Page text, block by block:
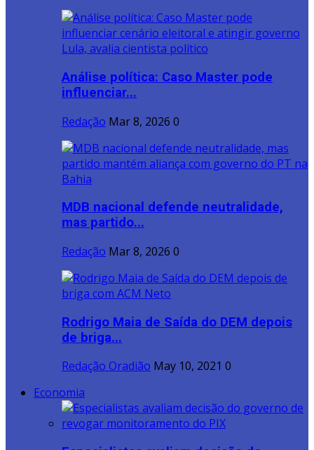
Análise política: Caso Master pode
influenciar...
Redação Mar 8, 2026 0
MDB nacional defende neutralidade,
mas partido...
Redação Mar 8, 2026 0
Rodrigo Maia de Saída do DEM depois
de briga...
Redação Oradião May 10, 2021 0
Economia